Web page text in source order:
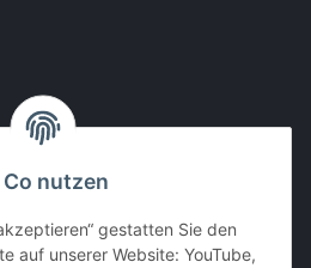
nutzen
gestatten Sie den
auf unserer Website: YouTube,
bei Abholung